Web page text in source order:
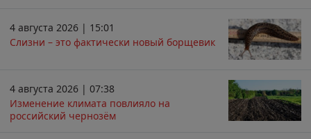
4 августа 2026 | 15:01
Слизни – это фактически новый борщевик
4 августа 2026 | 07:38
Изменение климата повлияло на
российский чернозём